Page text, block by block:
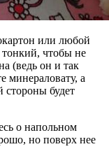
или любой
тонкий, чтобы не
(ведь он и так
минераловату, а
стороны будет
о напольном
но поверх нее